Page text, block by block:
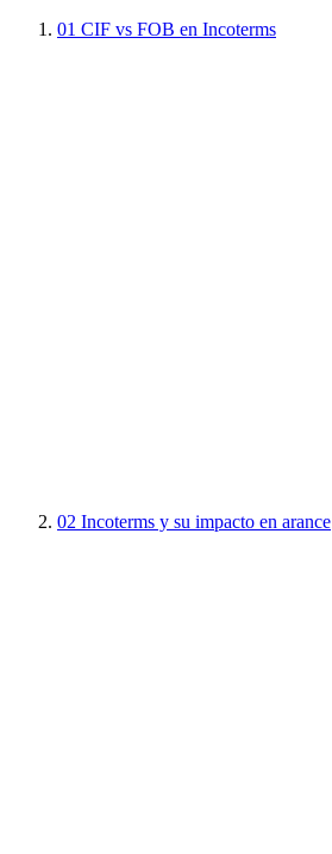
01 CIF vs FOB en Incoterms
02 Incoterms y su impacto en arance